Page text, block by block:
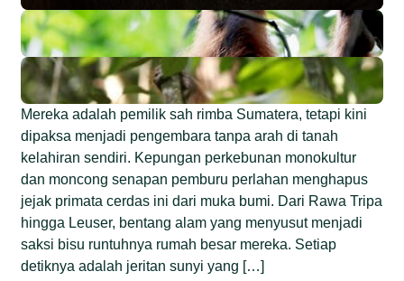
Mereka adalah pemilik sah rimba Sumatera, tetapi kini
dipaksa menjadi pengembara tanpa arah di tanah
kelahiran sendiri. Kepungan perkebunan monokultur
dan moncong senapan pemburu perlahan menghapus
jejak primata cerdas ini dari muka bumi. Dari Rawa Tripa
hingga Leuser, bentang alam yang menyusut menjadi
saksi bisu runtuhnya rumah besar mereka. Setiap
detiknya adalah jeritan sunyi yang […]